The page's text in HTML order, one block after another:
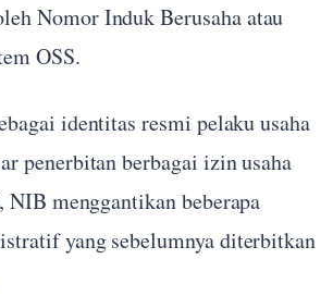
Nomor Induk Berusaha atau
OSS.
identitas resmi pelaku usaha
penerbitan berbagai izin usaha
NIB menggantikan beberapa
yang sebelumnya diterbitkan